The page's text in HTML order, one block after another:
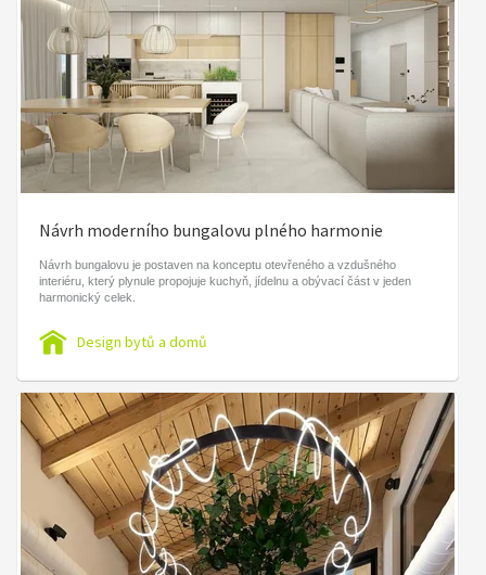
Návrh moderního bungalovu plného harmonie
Návrh bungalovu je postaven na konceptu otevřeného a vzdušného
interiéru, který plynule propojuje kuchyň, jídelnu a obývací část v jeden
harmonický celek.
Design bytů a domů